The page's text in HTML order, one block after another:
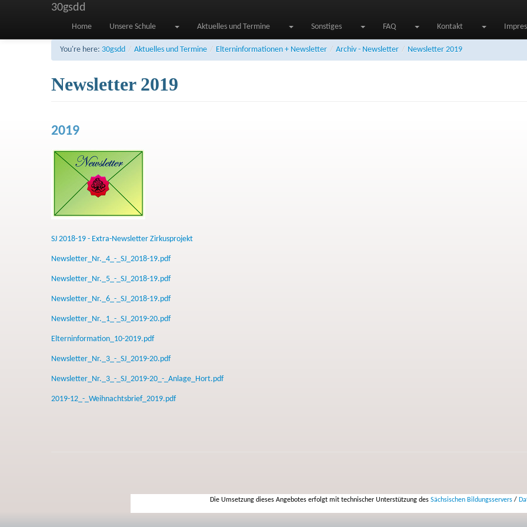
30gsdd
Home Unsere Schule Aktuelles und Termine Sonstiges FAQ Kontakt
You're here: 30gsdd / Aktuelles und Termine / Elterninformationen + Newsletter / Archiv - Newsletter / Newsletter 2019
Newsletter 2019
2019
SJ 2018-19 - Extra-Newsletter Zirkusprojekt
Newsletter_Nr._4_-_SJ_2018-19.pdf
Newsletter_Nr._5_-_SJ_2018-19.pdf
Newsletter_Nr._6_-_SJ_2018-19.pdf
Newsletter_Nr._1_-_SJ_2019-20.pdf
Elterninformation_10-2019.pdf
Newsletter_Nr._3_-_SJ_2019-20.pdf
Newsletter_Nr._3_-_SJ_2019-20_-_Anlage_Hort.pdf
2019-12_-_Weihnachtsbrief_2019.pdf
Die Umsetzung dieses Angebotes erfolgt mit technischer Unterstützung des Sächsischen Bildungsservers/